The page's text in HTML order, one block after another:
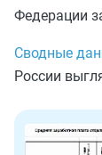
Федерации
Сводные
России